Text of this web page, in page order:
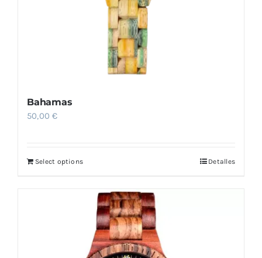
Bahamas
50,00€
Select options Detalles